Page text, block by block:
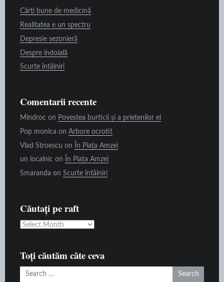
Cărți bune de medicină
Realitatea e un spectru
Depresie sezonieră
Despre îndoială
Scurte întâlniri
Comentarii recente
Mindroc on Povestea burticii și a prietenilor ei
Pop monica on Arbore ocrotit
Vlad Stroescu on
În Piața Amzei
un localnic on
În Piața Amzei
Smaranda on Scurte întâlniri
Căutați pe raft
Căutați
Toți căutăm câte ceva
Search